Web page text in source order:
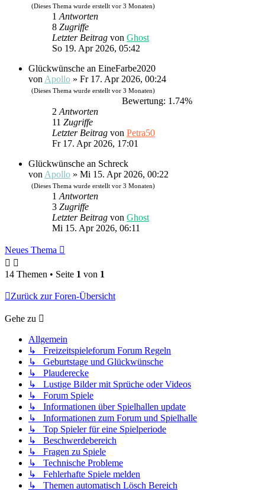
(Dieses Thema wurde erstellt vor 3 Monaten)
1 Antworten
8 Zugriffe
Letzter Beitrag von Ghost
So 19. Apr 2026, 05:42
Glückwünsche an EineFarbe2020
von Apollo » Fr 17. Apr 2026, 00:24
(Dieses Thema wurde erstellt vor 3 Monaten)
Bewertung: 1.74%
2 Antworten
11 Zugriffe
Letzter Beitrag von Petra50
Fr 17. Apr 2026, 17:01
Glückwünsche an Schreck
von Apollo » Mi 15. Apr 2026, 00:22
(Dieses Thema wurde erstellt vor 3 Monaten)
1 Antworten
3 Zugriffe
Letzter Beitrag von Ghost
Mi 15. Apr 2026, 06:11
Neues Thema
14 Themen • Seite 1 von 1
Zurück zur Foren-Übersicht
Gehe zu
Allgemein
↳ Freizeitspieleforum Forum Regeln
↳ Geburtstage und Glückwünsche
↳ Plauderecke
↳ Lustige Bilder mit Sprüche oder Videos
↳ Forum Spiele
↳ Informationen über Spielhallen update
↳ Informationen zum Forum und Spielhalle
↳ Top Spieler für eine Spielperiode
↳ Beschwerdebereich
↳ Fragen zu Spiele
↳ Technische Probleme
↳ Fehlerhafte Spiele melden
↳ Themen automatisch Lösch Bereich